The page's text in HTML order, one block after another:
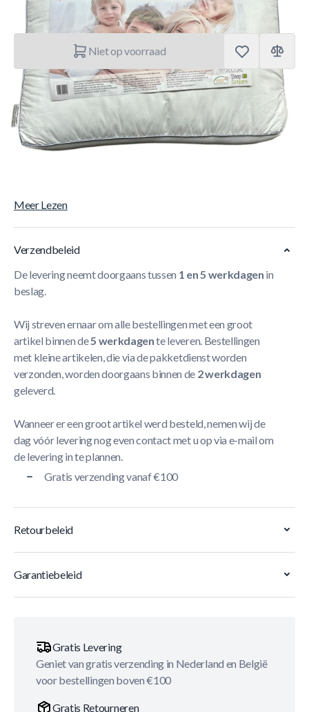
€ 29,95
Niet op voorraad
Korte Beschrijving
Geniet van het ultieme slaapcomfort met het Zleep
Hoofdkussen 3D Perkaal. Dit kussen, met de afmetingen
Meer Lezen
Verzendbeleid
De levering neemt doorgaans tussen 1 en 5 werkdagen in
beslag.
Wij streven ernaar om alle bestellingen met een groot
artikel binnen de5 werkdagente leveren. Bestellingen
met kleine artikelen, die via de pakketdienst worden
verzonden, worden doorgaans binnen de 2 werkdagen
geleverd.
Wanneer er een groot artikel werd besteld, nemen wij de
dag vóór levering nog even contact met u op via e-mail om
de levering in te plannen.
Gratis verzending vanaf €100
Retourbeleid
Garantiebeleid
Gratis Levering
Geniet van gratis verzending in Nederland en België
voor bestellingen boven €100
Gratis Retourneren